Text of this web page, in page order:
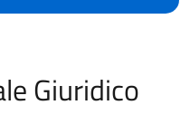
Giuridico